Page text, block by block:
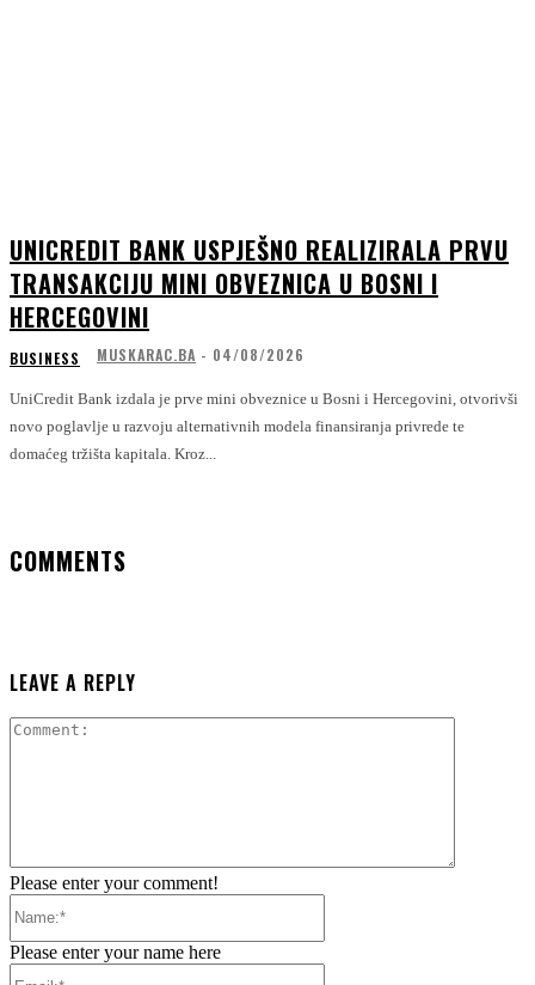
UNICREDIT BANK USPJEŠNO REALIZIRALA PRVU
TRANSAKCIJU MINI OBVEZNICA U BOSNI I
HERCEGOVINI
BUSINESS MUSKARAC.BA - 04/08/2026
UniCredit Bank izdala je prve mini obveznice u Bosni i Hercegovini, otvorivši
novo poglavlje u razvoju alternativnih modela finansiranja privrede te
domaćeg tržišta kapitala. Kroz...
COMMENTS
LEAVE A REPLY
Please enter your comment!
Please enter your name here